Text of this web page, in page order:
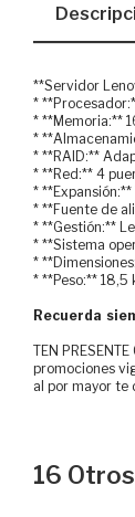
**Servidor
*
* **Memoria:**
*
* **RAID:**
* **Red:** 4
*
* **Fuente de
* **Gestión:**
* **Sistema
*
* **Peso:** 18,5
Recuerda
TEN
promociones
al por mayor te
16